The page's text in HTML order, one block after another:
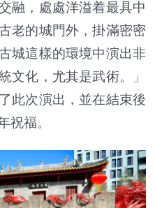
融，處處洋溢着最具中
老的城門外，掛滿密密
城這樣的環境中演出非
文化，尤其是武術。」
此次演出，並在結束後
祝福。